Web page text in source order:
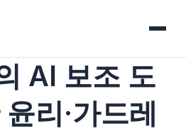
AI 보조 도
리·가드레